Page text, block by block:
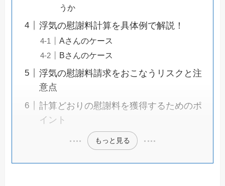
うか
浮気の慰謝料計算を具体例で解説！
Aさんのケース
Bさんのケース
浮気の慰謝料請求をおこなうリスクと注
意点
計算どおりの慰謝料を獲得するためのポ
イント
もっと見る